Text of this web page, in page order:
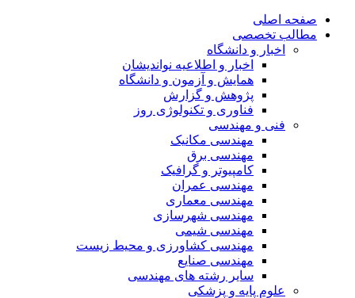
صفحه اصلی
مطالب تخصصی
اخبار و دانشگاه
اخبار و اطلاعیه نواندیشان
همایش و آزمون و دانشگاه
پژوهش و گزارش
فناوری و تکنولوژی روز
فنی و مهندسی
مهندسی مکانیک
مهندسی برق
کامپیوتر و گرافیک
مهندسی عمران
مهندسی معماری
مهندسی شهرسازی
مهندسی شیمی
مهندسی کشاورزی و محیط زیست
مهندسی صنایع
سایر رشته های مهندسی
علوم پایه و پزشکی